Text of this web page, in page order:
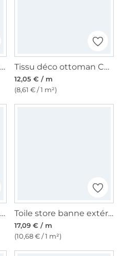
Tissu déco toile canvas uni, vieux rose millennial Tissu déco ottoman Cercles ethniques Circle Style, vert
12,05 € / m
(8,61 € / 1 m²)
Tissu déco toile canvas uni, jaune Toile store banne extérieur 160cm déperlant, uni, gris clair
17,09 € / m
(10,68 € / 1 m²)